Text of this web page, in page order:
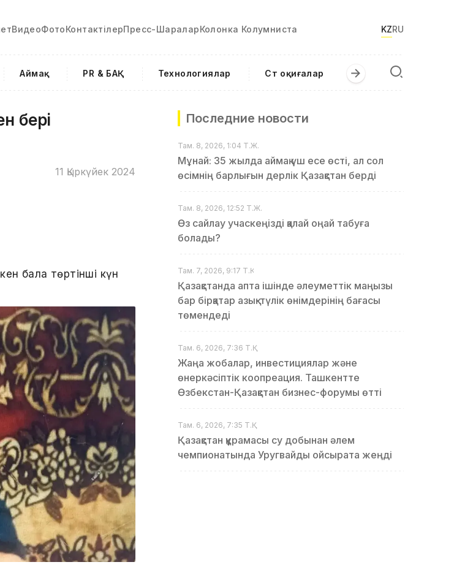
ВидеоФотоКонтактілерПресс-ШараларКолонка Колумниста KZRU
Аймақ PR & БАҚ Технологиялар Сәт оқиғалар
бері
11 Қыркүйек 2024
бала төртінші күн
Последние новости
Там. 8, 2026, 1:04 Т.Ж.
Мұнай: 35 жылда аймақ үш есе өсті, ал сол
өсімнің барлығын дерлік Қазақстан берді
Там. 8, 2026, 12:52 Т.Ж.
Өз сайлау учаскеңізді қалай оңай табуға
болады?
Там. 7, 2026, 9:17 Т.Қ.
Қазақстанда апта ішінде әлеуметтік маңызы
бар бірқатар азық-түлік өнімдерінің бағасы
төмендеді
Там. 6, 2026, 7:36 Т.Қ.
Жаңа жобалар, инвестициялар және
өнеркәсіптік коопреация. Ташкентте
Өзбекстан-Қазақстан бизнес-форумы өтті
Там. 6, 2026, 7:35 Т.Қ.
Қазақстан құрамасы су добынан әлем
чемпионатында Уругвайды ойсырата жеңді